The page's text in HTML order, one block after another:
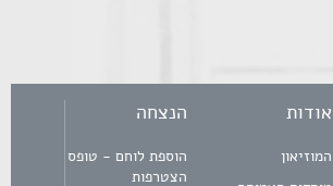
אודות
המוזיאון
הנצחה
הוספת לוחם - טופס
הצטרפות